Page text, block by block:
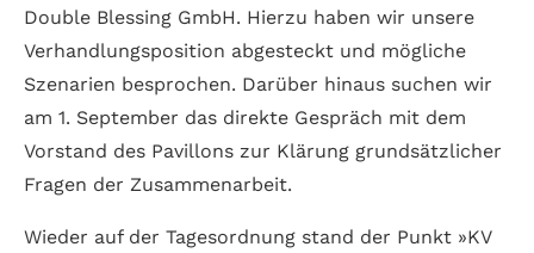
Double Blessing GmbH. Hierzu haben wir unsere
Verhandlungsposition abgesteckt und mögliche
Szenarien besprochen. Darüber hinaus suchen wir
am 1. September das direkte Gespräch mit dem
Vorstand des Pavillons zur Klärung grundsätzlicher
Fragen der Zusammenarbeit.
Wieder auf der Tagesordnung stand der Punkt »KV